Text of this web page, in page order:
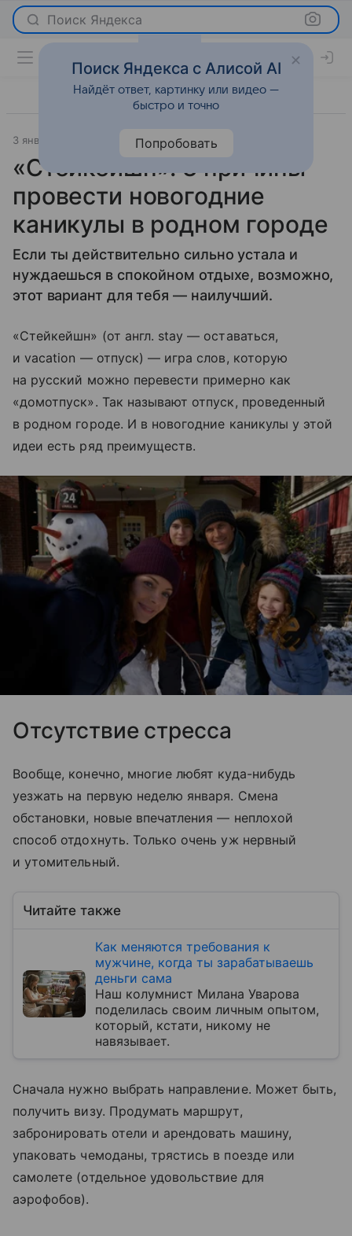
Поиск Яндекса
3 января 2020 О важном
«Стейкейшн»: 3 причины
провести новогодние
каникулы в родном городе
Если ты действительно сильно устала и
нуждаешься в спокойном отдыхе, возможно,
этот вариант для тебя — наилучший.
«Стейкейшн» (от англ. stay — оставаться,
и vacation — отпуск) — игра слов, которую
на русский можно перевести примерно как
«домотпуск». Так называют отпуск, проведенный
в родном городе. И в новогодние каникулы у этой
идеи есть ряд преимуществ.
Отсутствие стресса
Вообще, конечно, многие любят куда-нибудь
уезжать на первую неделю января. Смена
обстановки, новые впечатления — неплохой
способ отдохнуть. Только очень уж нервный
и утомительный.
Читайте также
Как меняются требования к
мужчине, когда ты зарабатываешь
деньги сама
Наш колумнист Милана Уварова
поделилась своим личным опытом,
который, кстати, никому не
навязывает.
Сначала нужно выбрать направление. Может быть,
получить визу. Продумать маршрут,
забронировать отели и арендовать машину,
упаковать чемоданы, трястись в поезде или
самолете (отдельное удовольствие для
аэрофобов).
Поиск Яндекса с Алисой AI
Найдёт ответ, картинку или видео —
быстро и точно
Попробовать